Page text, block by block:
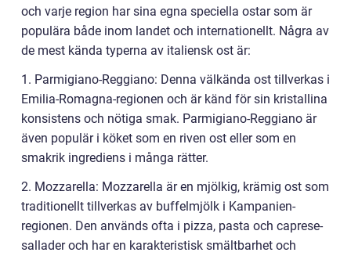
och varje region har sina egna speciella ostar som är
populära både inom landet och internationellt. Några av
de mest kända typerna av italiensk ost är:
1. Parmigiano-Reggiano: Denna välkända ost tillverkas i
Emilia-Romagna-regionen och är känd för sin kristallina
konsistens och nötiga smak. Parmigiano-Reggiano är
även populär i köket som en riven ost eller som en
smakrik ingrediens i många rätter.
2. Mozzarella: Mozzarella är en mjölkig, krämig ost som
traditionellt tillverkas av buffelmjölk i Kampanien-
regionen. Den används ofta i pizza, pasta och caprese-
sallader och har en karakteristisk smältbarhet och